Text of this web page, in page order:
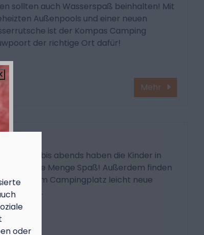
sollten auch Wasserspaß beinhalten! Mit
Außenpools und einer neuen
ist der Kompas Camping
der richtige Ort dafür!
Mehr
morgens bis abends haben die Kinder in
Ferien jede Menge Spaß! Außerdem finden
auf dem Campingplatz leicht neue
oder